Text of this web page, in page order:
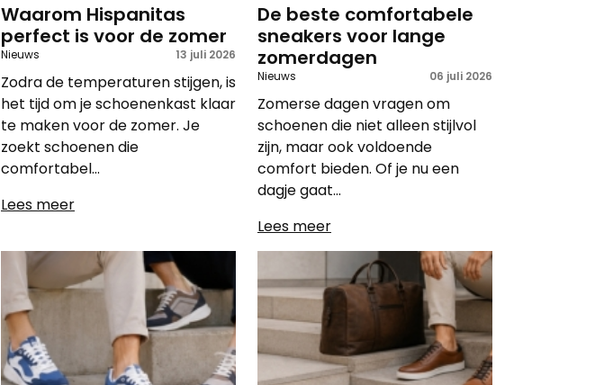
Waarom Hispanitas
perfect is voor de zomer
Nieuws 13 juli 2026
Zodra de temperaturen stijgen, is
het tijd om je schoenenkast klaar
te maken voor de zomer. Je
zoekt schoenen die
comfortabel...
Lees meer
De beste comfortabele
sneakers voor lange
zomerdagen
Nieuws 06 juli 2026
Zomerse dagen vragen om
schoenen die niet alleen stijlvol
zijn, maar ook voldoende
comfort bieden. Of je nu een
dagje gaat...
Lees meer